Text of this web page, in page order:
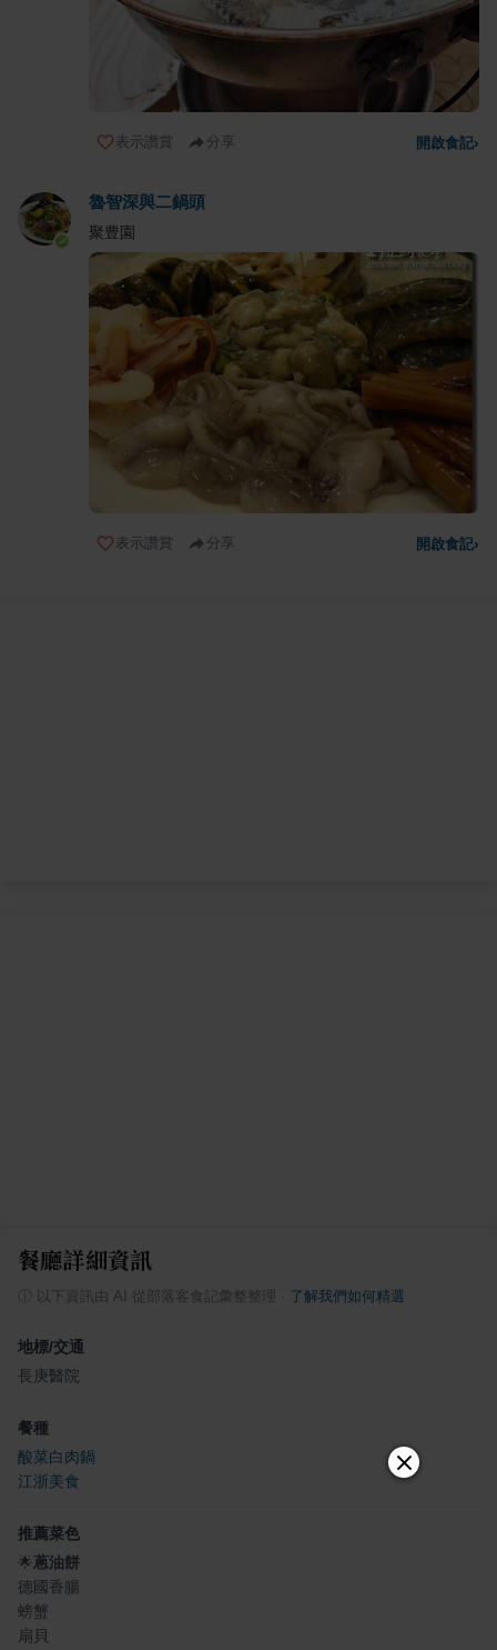
表示讚賞 分享 開啟食記›
魯智深與二鍋頭
聚豊園
表示讚賞 分享 開啟食記›
餐廳詳細資訊
以下資訊由 AI 從部落客食記彙整整理 了解我們如何精選
地標/交通
長庚醫院
餐種
酸菜白肉鍋
江浙美食
推薦菜色
🌟蔥油餅
德國香腸
螃蟹
扇貝